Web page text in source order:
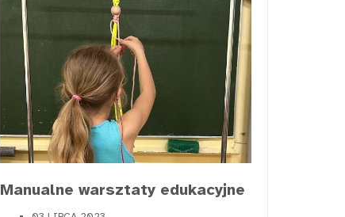
Manualne warsztaty edukacyjne